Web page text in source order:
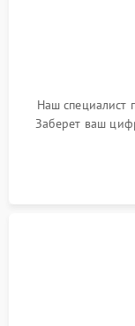
Наш специалист
Заберет ваш